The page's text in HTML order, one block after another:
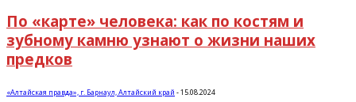
По «карте» человека: как по костям и
зубному камню узнают о жизни наших
предков
«Алтайская правда», г. Барнаул, Алтайский край -15.08.2024